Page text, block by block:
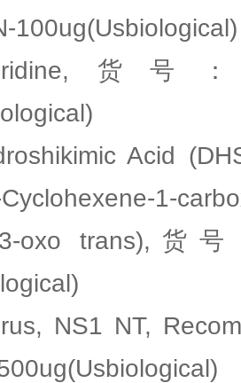
100ug(Usbiological)
货号：
Acid
1-
3-oxo trans),货
NS1 NT,